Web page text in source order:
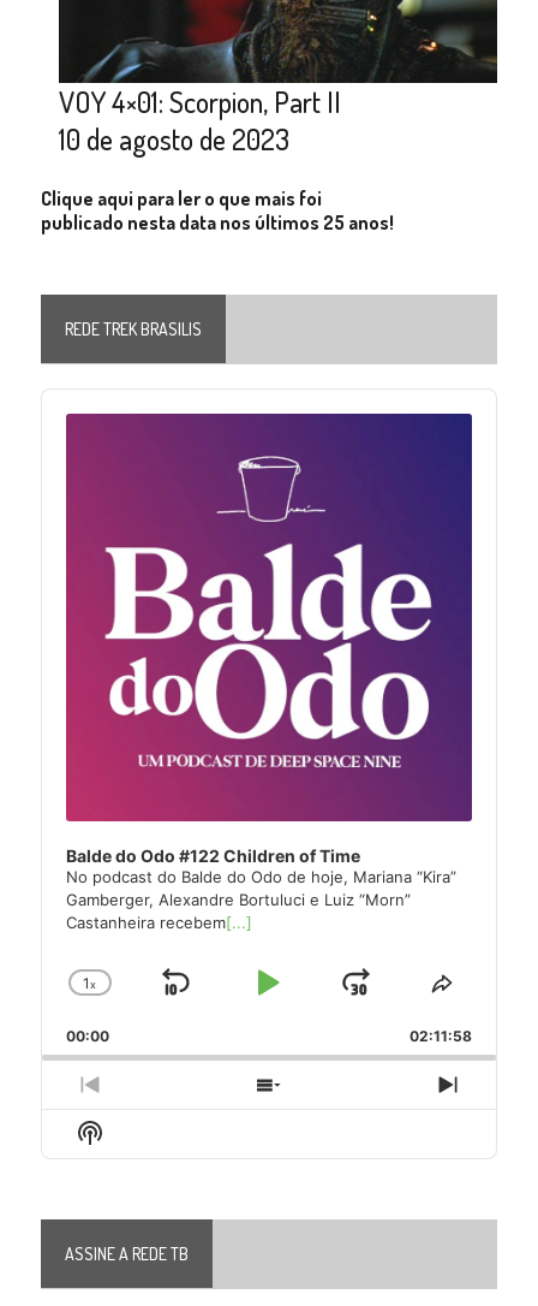
VOY 4×01: Scorpion, Part II
10 de agosto de 2023
Clique aqui para ler o que mais foi
publicado nesta data nos últimos 25 anos!
REDE TREK BRASILIS
Audio
Player
Balde do Odo #122 Children of Time
No podcast do Balde do Odo de hoje, Mariana “Kira”
Gamberger, Alexandre Bortuluci e Luiz “Morn”
Castanheira recebem[...]
Change
Rate
1x
Skip
Play
Jump
Forward
Share
Episode
00:00 02:11:58
Previous
Episode
Show
Episodes
Next
Episode
Show
Podcast
ASSINE A REDE TB